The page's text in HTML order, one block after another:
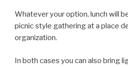
Whatever your option, lunch will
picnic style gathering at a place
organization.
In both cases you can also bring